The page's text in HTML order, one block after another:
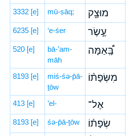
3332 [e] mū-ṣāq; מוּצָ֑ק
6235 [e] ‘e-śer עֶ֣שֶׂר
520 [e]
bā-’am-
māh
בָּֽ֠אַמָּה
8193 [e]
miś-śə-p̄ā-
ṯōw
מִשְּׂפָת֨וֹ
413 [e] ’el- אֶל־
8193 [e] śə-p̄ā-ṯōw שְׂפָת֜וֹ